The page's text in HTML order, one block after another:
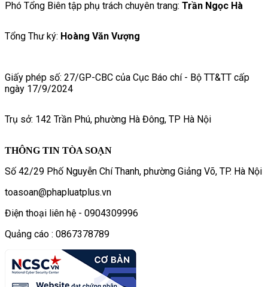
Phó Tổng Biên tập phụ trách chuyên trang: Trần Ngọc Hà
Tổng Thư ký: Hoàng Văn Vượng
Giấy phép số: 27/GP-CBC của Cục Báo chí - Bộ TT&TT cấp
ngày 17/9/2024
Trụ sở: 142 Trần Phú, phường Hà Đông, TP Hà Nội
THÔNG TIN TÒA SOẠN
Số 42/29 Phố Nguyễn Chí Thanh, phường Giảng Võ, TP. Hà Nội
toasoan@phapluatplus.vn
Điện thoại liên hệ - 0904309996
Quảng cáo : 0867378789